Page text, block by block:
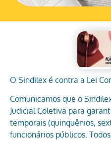
O Sindilex é contra a Lei
Comunicamos que o
Judicial Coletiva para
temporais (quinquênios,
funcionários públicos.